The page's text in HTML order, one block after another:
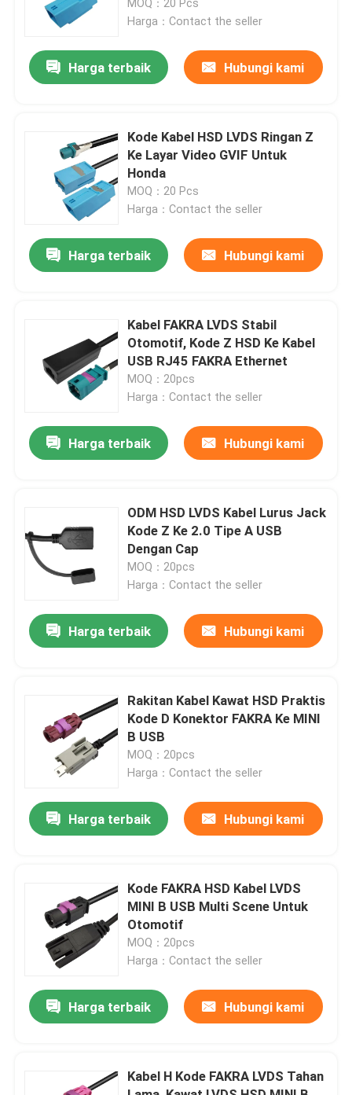
Rumah
Video
Tur Pabrik
Kontrol kualitas
Hubungi kami
Permintaan Penawaran
Konektor PCB FAKRA
MOQ：20 Pcs
Harga：Contact the seller
Harga terbaik Hubungi kami
Kode Kabel HSD LVDS Ringan Z
Ke Layar Video GVIF Untuk
Honda
MOQ：20 Pcs
Harga：Contact the seller
Harga terbaik Hubungi kami
Kabel FAKRA LVDS Stabil
Otomotif, Kode Z HSD Ke Kabel
USB RJ45 FAKRA Ethernet
MOQ：20pcs
Harga：Contact the seller
Harga terbaik Hubungi kami
ODM HSD LVDS Kabel Lurus Jack
Kode Z Ke 2.0 Tipe A USB
Dengan Cap
MOQ：20pcs
Harga：Contact the seller
Harga terbaik Hubungi kami
Rakitan Kabel Kawat HSD Praktis
Kode D Konektor FAKRA Ke MINI
B USB
MOQ：20pcs
Harga：Contact the seller
Harga terbaik Hubungi kami
Kode FAKRA HSD Kabel LVDS
MINI B USB Multi Scene Untuk
Otomotif
MOQ：20pcs
Harga：Contact the seller
Harga terbaik Hubungi kami
Kabel H Kode FAKRA LVDS Tahan